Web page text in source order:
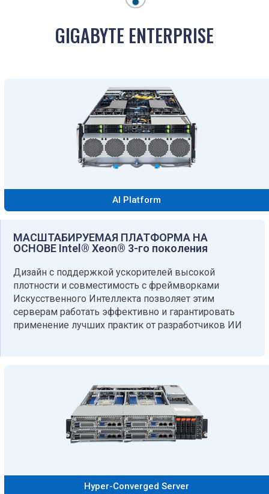
GIGABYTE ENTERPRISE
AI Platform
МАСШТАБИРУЕМАЯ ПЛАТФОРМА НА
ОСНОВЕ Intel® Xeon® 3-го поколения
Дизайн с поддержкой ускорителей высокой
плотности и совместимость с фреймворками
Искусственного Интеллекта позволяет этим
серверам работать эффективно и гарантировать
применение лучших практик от разработчиков ИИ
Hyper-Converged Server